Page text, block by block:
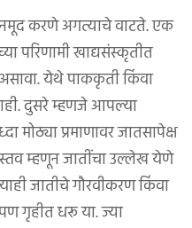
नमूद करणे अगत्याचे वाटते. एक
परिणामी खाद्यसंस्कृतीत
येथे पाककृती किंवा
दुसरे म्हणजे आपल्या
मोठ्या प्रमाणावर जातसापेक्ष
म्हणून जातींचा उल्लेख येणे
जातीचे गौरवीकरण किंवा
गृहीत धरू या. ज्या